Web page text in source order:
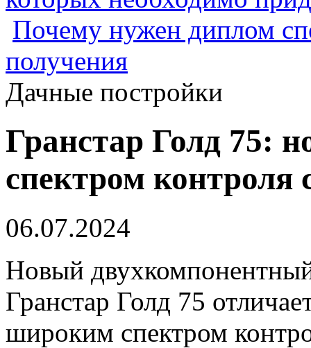
Почему нужен диплом
получения
Дачные постройки
Гранстар Голд 75:
спектром контроля
06.07.2024
Новый
Гранстар Голд 75
широким спектром